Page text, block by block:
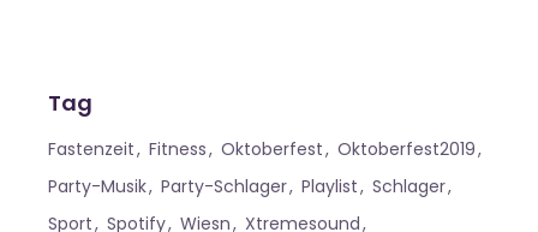
Tag
Fastenzeit Fitness Oktoberfest
Oktoberfest2019
Party-Musik
Party-Schlager Playlist
Schlager
Sport
Spotify Wiesn
Xtremesound